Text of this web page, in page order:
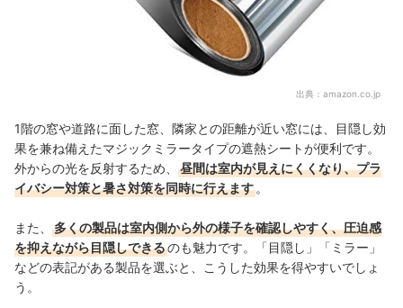
出典： amazon.co.jp
1階の窓や道路に面した窓、隣家との距離が近い窓には、目隠し効
果を兼ね備えたマジックミラータイプの遮熱シートが便利です。
外からの光を反射するため、
昼間は室内が見えにくくなり、プラ
イバシー対策と暑さ対策を同時に行えます 。
また、
多くの製品は室内側から外の様子を確認しやすく、圧迫感
を抑えながら目隠しできるのも魅力です。「目隠し」「ミラー」
などの表記がある製品を選ぶと、こうした効果を得やすいでしょ
う。